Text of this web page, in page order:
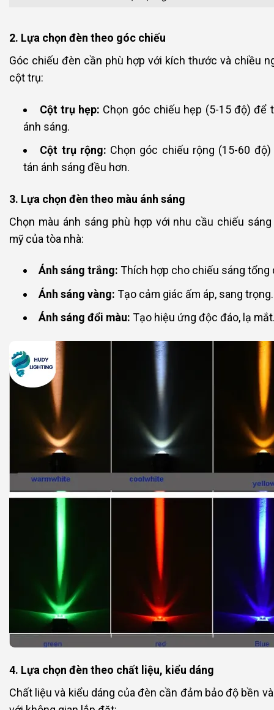
2. Lựa chọn đèn theo góc chiếu
Góc chiếu đèn cần phù hợp với kích thước và chiều
cột trụ:
Cột trụ hẹp: Chọn góc chiếu hẹp (5-15 độ) để
ánh sáng.
Cột trụ rộng: Chọn góc chiếu rộng (15-60 độ)
tán ánh sáng đều hơn.
3. Lựa chọn đèn theo màu ánh sáng
Chọn màu ánh sáng phù hợp với nhu cầu chiếu
mỹ của tòa nhà:
Ánh sáng trắng: Thích hợp cho chiếu sáng tổng
Ánh sáng vàng: Tạo cảm giác ấm áp, sang trọng.
Ánh sáng đổi màu: Tạo hiệu ứng độc đáo, lạ
4. Lựa chọn đèn theo chất liệu, kiểu dáng
Chất liệu và kiểu dáng của đèn cần đảm bảo độ bền